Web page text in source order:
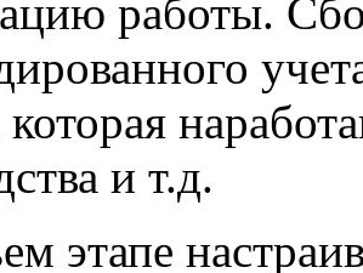
работы.
и т.д.
этапе